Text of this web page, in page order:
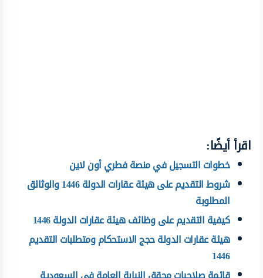
اقرأ أيضًا:
خطوات التسجيل في منصة فطري أون لاين
شروط التقديم على هيئة عقارات الدولة 1446 والوثائق
المطلوبة
كيفية التقديم على وظائف هيئة عقارات الدولة 1446
هيئة عقارات الدولة حجج الاستحكام ومتطلبات التقديم
1446